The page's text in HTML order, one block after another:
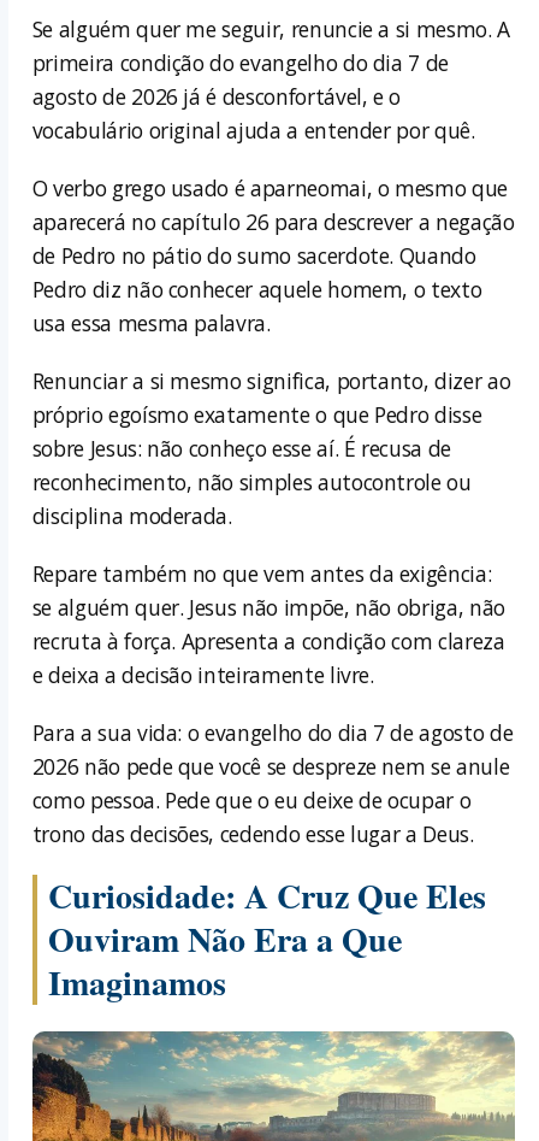
Se alguém quer me seguir, renuncie a si mesmo. A
primeira condição do evangelho do dia 7 de
agosto de 2026 já é desconfortável, e o
vocabulário original ajuda a entender por quê.
O verbo grego usado é aparneomai, o mesmo que
aparecerá no capítulo 26 para descrever a negação
de Pedro no pátio do sumo sacerdote. Quando
Pedro diz não conhecer aquele homem, o texto
usa essa mesma palavra.
Renunciar a si mesmo significa, portanto, dizer ao
próprio egoísmo exatamente o que Pedro disse
sobre Jesus: não conheço esse aí. É recusa de
reconhecimento, não simples autocontrole ou
disciplina moderada.
Repare também no que vem antes da exigência:
se alguém quer. Jesus não impõe, não obriga, não
recruta à força. Apresenta a condição com clareza
e deixa a decisão inteiramente livre.
Para a sua vida: o evangelho do dia 7 de agosto de
2026 não pede que você se despreze nem se anule
como pessoa. Pede que o eu deixe de ocupar o
trono das decisões, cedendo esse lugar a Deus.
Curiosidade: A Cruz Que Eles
Ouviram Não Era a Que
Imaginamos